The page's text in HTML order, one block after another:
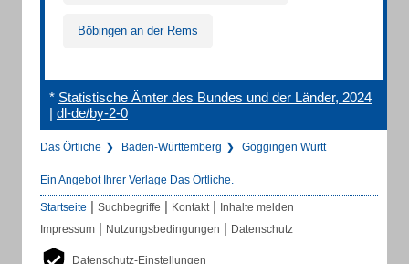
Böbingen an der Rems
* Statistische Ämter des Bundes und der Länder, 2024
| dl-de/by-2-0
Das Örtliche Baden-Württemberg Göggingen Württ
Ein Angebot Ihrer Verlage Das Örtliche.
Startseite | Suchbegriffe | Kontakt | Inhalte melden
Impressum | Nutzungsbedingungen | Datenschutz
Datenschutz-Einstellungen